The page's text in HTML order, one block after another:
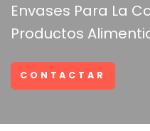
Envases Para La
Productos
CONTACTAR